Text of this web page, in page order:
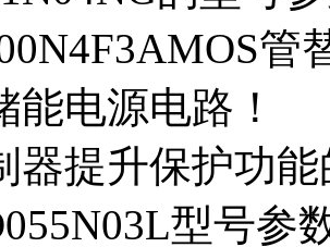
管
能电源电路！
器提升保护功
型号参